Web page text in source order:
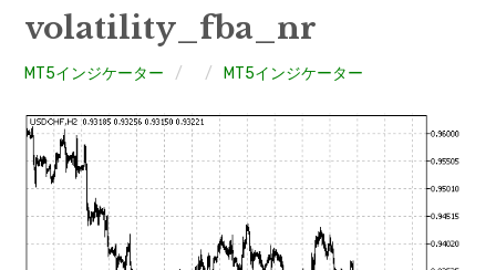
MT4EAﾀﾞｳﾝﾛｰﾄﾞ
MT5EAﾀﾞｳﾝﾛｰﾄﾞ
MT4インジケーター
mqファイルをexファイルにする方法
volatility_fba_nr
MT5インジケーター MT5インジケーター